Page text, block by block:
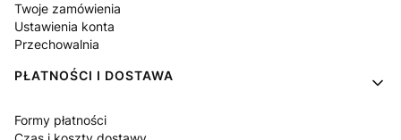
Twoje zamówienia
Ustawienia konta
Przechowalnia
PŁATNOŚCI I DOSTAWA
Formy płatności